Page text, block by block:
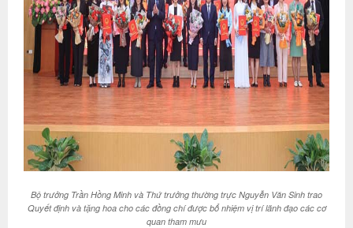
Bộ trưởng Trần Hồng Minh và Thứ trưởng thường trực Nguyễn Văn Sinh trao
Quyết định và tặng hoa cho các đồng chí được bổ nhiệm vị trí lãnh đạo các cơ
quan tham mưu